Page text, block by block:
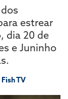
estrear
dia 20 de
e Juninho
Fish TV